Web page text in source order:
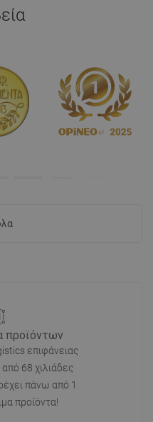
προϊόντων
επιφάνειας
68 χιλιάδες
πάνω από 1
προϊόντα!